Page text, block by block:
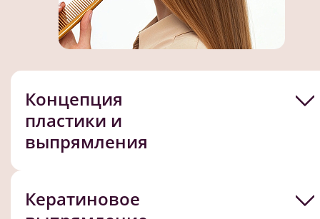
Концепция
пластики и
выпрямления
Кератиновое